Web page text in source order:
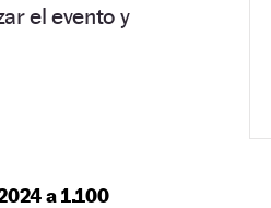
el evento y
a 1.100